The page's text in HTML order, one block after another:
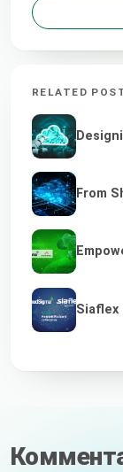
RELATED
From
Siaflex